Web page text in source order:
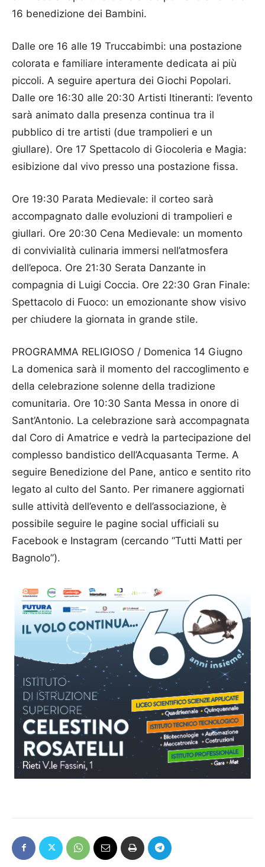
16 benedizione dei Bambini.
Dalle ore 16 alle 19 Truccabimbi: una postazione
colorata e familiare interamente dedicata ai più
piccoli. A seguire apertura dei Giochi Popolari.
Dalle ore 16:30 alle 20:30 Artisti Itineranti: l’evento
sarà animato dalla presenza continua tra il
pubblico di tre artisti (due trampolieri e un
giullare). Ore 17 Spettacolo di Giocoleria e Magia:
esibizione dal vivo presso una postazione fissa.
Ore 19:30 Parata Medievale: il corteo sarà
accompagnato dalle evoluzioni di trampolieri e
giullari. Ore 20:30 Cena Medievale: un momento
di convivialità culinaria immersi nell’atmosfera
dell’epoca. Ore 21:30 Serata Danzante in
compagnia di Luigi Coccia. Ore 22:30 Gran Finale:
Spettacolo di Fuoco: un emozionante show visivo
per chiudere la giornata in grande stile.
PROGRAMMA RELIGIOSO / Domenica 14 Giugno
La domenica sarà il momento del raccoglimento e
della celebrazione solenne della tradizione
comunitaria. Ore 10:30 Santa Messa in onore di
Sant’Antonio. La celebrazione sarà accompagnata
dal Coro di Amatrice e vedrà la partecipazione del
complesso bandistico dell’Acquasanta Terme. A
seguire Benedizione del Pane, antico e sentito rito
legato al culto del Santo. Per rimanere aggiornati
sulle attività dell’evento e dell’associazione, è
possibile seguire le pagine social ufficiali su
Facebook e Instagram (cercando “Tutti Matti per
Bagnolo”).